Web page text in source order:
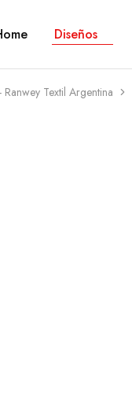
Diseños
Textil Argentina